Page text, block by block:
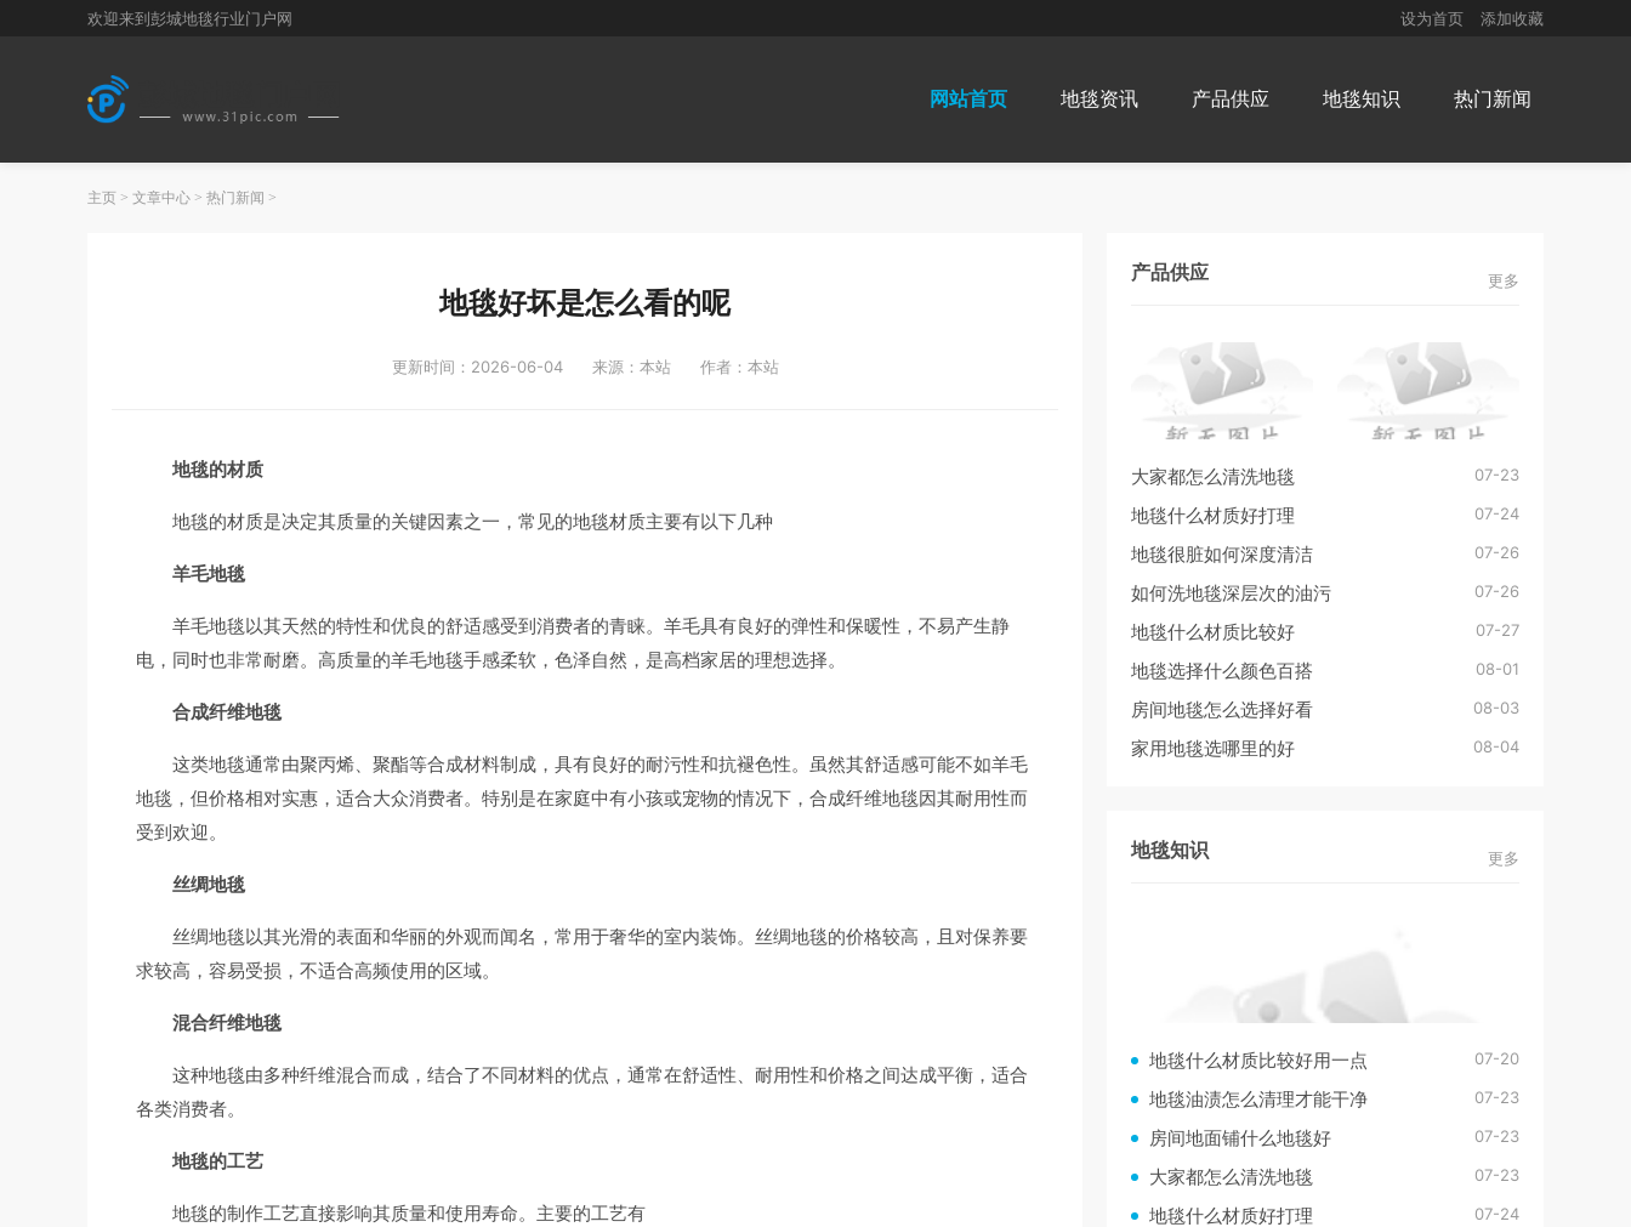
欢迎来到彭城地毯行业门户网 设为首页 添加收藏
网站首页 地毯资讯 产品供应 地毯知识 热门新闻
主页 > 文章中心 > 热门新闻 >
地毯好坏是怎么看的呢
更新时间：2026-06-04 来源：本站 作者：本站
地毯的材质
地毯的材质是决定其质量的关键因素之一，常见的地毯材质主要有以下几种
羊毛地毯
羊毛地毯以其天然的特性和优良的舒适感受到消费者的青睐。羊毛具有良好的弹性和保暖性，不易产生静
电，同时也非常耐磨。高质量的羊毛地毯手感柔软，色泽自然，是高档家居的理想选择。
合成纤维地毯
这类地毯通常由聚丙烯、聚酯等合成材料制成，具有良好的耐污性和抗褪色性。虽然其舒适感可能不如羊毛
地毯，但价格相对实惠，适合大众消费者。特别是在家庭中有小孩或宠物的情况下，合成纤维地毯因其耐用性而
受到欢迎。
丝绸地毯
丝绸地毯以其光滑的表面和华丽的外观而闻名，常用于奢华的室内装饰。丝绸地毯的价格较高，且对保养要
求较高，容易受损，不适合高频使用的区域。
混合纤维地毯
这种地毯由多种纤维混合而成，结合了不同材料的优点，通常在舒适性、耐用性和价格之间达成平衡，适合
各类消费者。
地毯的工艺
地毯的制作工艺直接影响其质量和使用寿命。主要的工艺有
产品供应 更多
大家都怎么清洗地毯 07-23
地毯什么材质好打理 07-24
地毯很脏如何深度清洁 07-26
如何洗地毯深层次的油污 07-26
地毯什么材质比较好 07-27
地毯选择什么颜色百搭 08-01
房间地毯怎么选择好看 08-03
家用地毯选哪里的好 08-04
地毯知识 更多
地毯什么材质比较好用一点 07-20
地毯油渍怎么清理才能干净 07-23
房间地面铺什么地毯好 07-23
大家都怎么清洗地毯 07-23
地毯什么材质好打理 07-24